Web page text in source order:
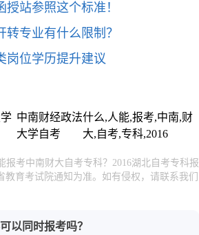
站参照这个标准！
专业有什么限制？
岗位学历提升建议
中南财经政法
大学自考
什么,人能,报考,中南,财
大,自考,专科,2016
考中南财大自考专科？2016湖北自考专科报
育考试院通知为准。如有侵权，请联系我们
以同时报考吗？